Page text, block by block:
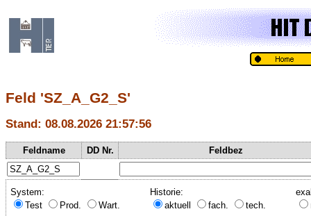
Feld 'SZ_A_G2_S'
Stand: 08.08.2026 21:57:56
Feldname DD Nr. Feldbez
System:
Test
Prod. Wart.
Historie:
aktuell
fach. tech.